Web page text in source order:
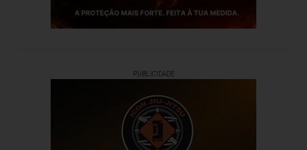
PUBLICIDADE